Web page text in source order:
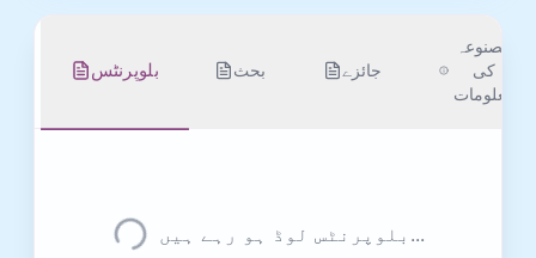
بلوپرنٹس بحث جائزے
مصنوعہ
کی
معلومات
بلوپرنٹس لوڈ ہو رہے ہیں...